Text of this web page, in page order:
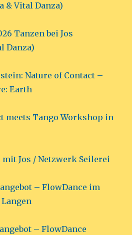
& Vital Danza)
Tanzen bei Jos
Danza)
Nature of Contact –
Earth
meets Tango Workshop in
Jos / Netzwerk Seilerei
– FlowDance im
Langen
– FlowDance